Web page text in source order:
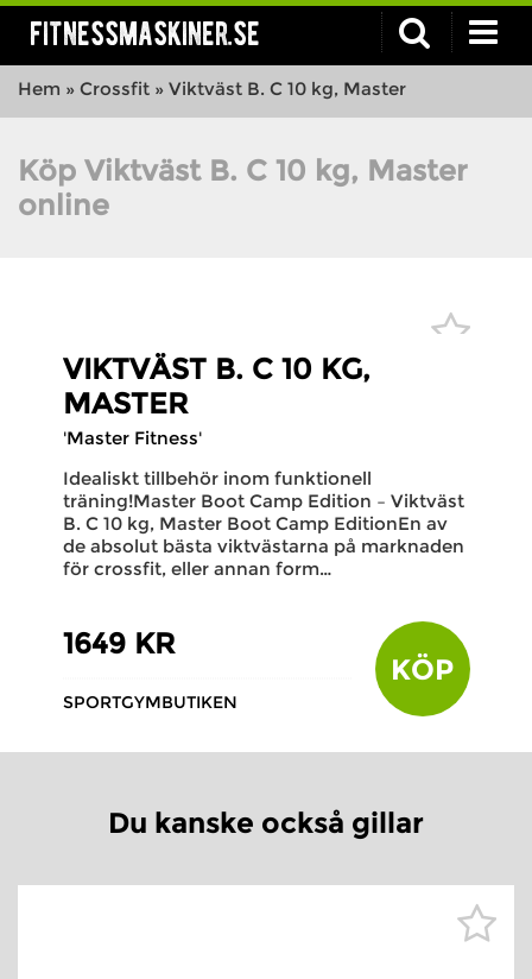
fitnessmaskiner.se
Hem » Crossfit » Viktväst B. C 10 kg, Master
Köp Viktväst B. C 10 kg, Master
online
VIKTVÄST B. C 10 KG,
MASTER
'Master Fitness'
Idealiskt tillbehör inom funktionell
träning!Master Boot Camp Edition – Viktväst
B. C 10 kg, Master Boot Camp EditionEn av
de absolut bästa viktvästarna på marknaden
för crossfit, eller annan form…
1649 KR
SPORTGYMBUTIKEN
KÖP
Du kanske också gillar